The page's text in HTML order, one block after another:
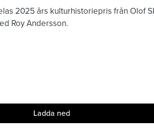
2025 års kulturhistoriepris från Olof
Roy Andersson.
Ladda ned